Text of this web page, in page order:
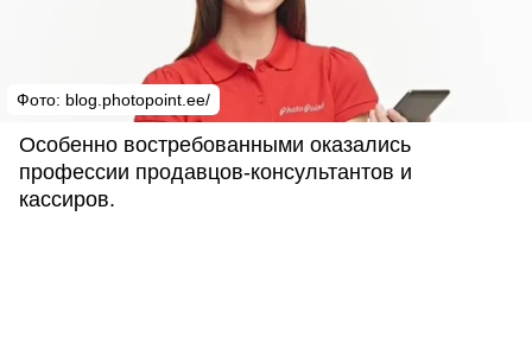
Фото: blog.photopoint.ee/
Особенно востребованными оказались
профессии продавцов-консультантов и
кассиров.